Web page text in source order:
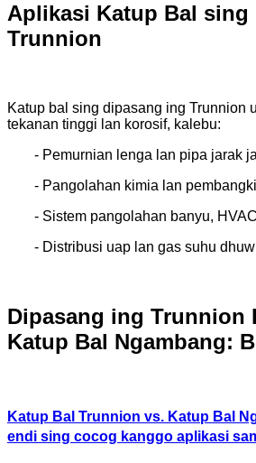
Aplikasi Katup Bal sing
Trunnion
Katup bal sing dipasang ing Trunnion
tekanan tinggi lan korosif, kalebu:
- Pemurnian lenga lan pipa jarak
- Pangolahan kimia lan
- Sistem pangolahan banyu,
- Distribusi uap lan gas suhu
Dipasang ing Trunnion
Katup Bal Ngambang:
Katup Bal Trunnion vs. Katup Bal
endi sing cocog kanggo aplikasi